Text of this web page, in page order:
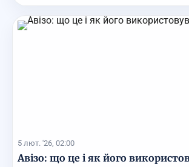
5 лют. '26, 02:00
Авізо: що це і як його